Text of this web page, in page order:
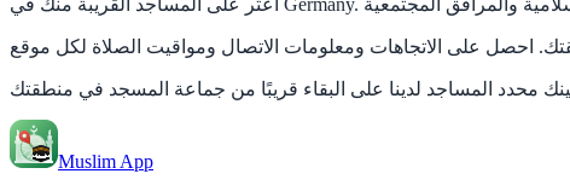
Muslim App